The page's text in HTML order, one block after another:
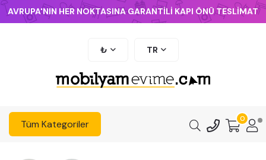
AVRUPA'NIN HER NOKTASINA GARANTİLİ KAPI ÖNÜ TESLİMAT
₺ TR
Tüm Kategoriler 0